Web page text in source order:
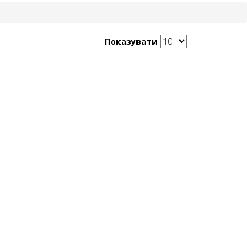
Показувати